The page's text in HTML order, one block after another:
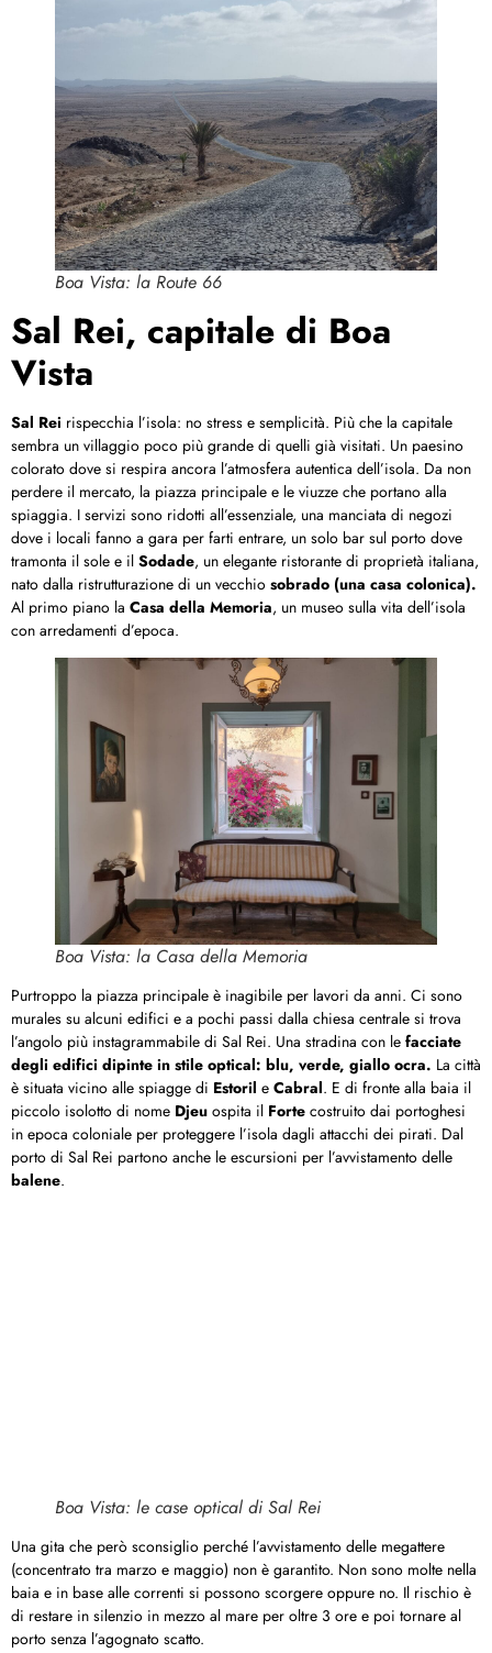
Boa Vista: la Route 66
Sal Rei, capitale di Boa
Vista
Sal Rei rispecchia l’isola: no stress e semplicità. Più che la capitale
sembra un villaggio poco più grande di quelli già visitati. Un paesino
colorato dove si respira ancora l’atmosfera autentica dell’isola. Da non
perdere il mercato, la piazza principale e le viuzze che portano alla
spiaggia. I servizi sono ridotti all’essenziale, una manciata di negozi
dove i locali fanno a gara per farti entrare, un solo bar sul porto dove
tramonta il sole e il Sodade, un elegante ristorante di proprietà italiana,
nato dalla ristrutturazione di un vecchio sobrado (una casa colonica).
Al primo piano la Casa della Memoria, un museo sulla vita dell’isola
con arredamenti d’epoca.
Boa Vista: la Casa della Memoria
Purtroppo la piazza principale è inagibile per lavori da anni. Ci sono
murales su alcuni edifici e a pochi passi dalla chiesa centrale si trova
l’angolo più instagrammabile di Sal Rei. Una stradina con le facciate
degli edifici dipinte in stile optical: blu, verde, giallo ocra. La città
è situata vicino alle spiagge di Estoril e Cabral. E di fronte alla baia il
piccolo isolotto di nome Djeu ospita il Forte costruito dai portoghesi
in epoca coloniale per proteggere l’isola dagli attacchi dei pirati. Dal
porto di Sal Rei partono anche le escursioni per l’avvistamento delle
balene.
Boa Vista: le case optical di Sal Rei
Una gita che però sconsiglio perché l’avvistamento delle megattere
(concentrato tra marzo e maggio) non è garantito. Non sono molte nella
baia e in base alle correnti si possono scorgere oppure no. Il rischio è
di restare in silenzio in mezzo al mare per oltre 3 ore e poi tornare al
porto senza l’agognato scatto.